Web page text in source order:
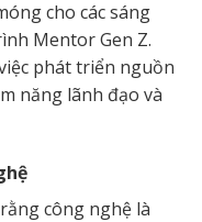
cho các sáng
Mentor Gen Z.
phát triển nguồn
năng lãnh đạo và
công nghệ là